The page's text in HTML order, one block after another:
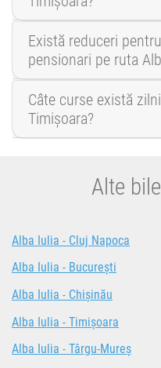
Există reduceri
pensionari pe ruta
Câte curse există
Timișoara?
Alte
Alba Iulia - Cluj Napoca
Alba Iulia - București
Alba Iulia - Chișinău
Alba Iulia - Timișoara
Alba Iulia - Târgu-Mureș